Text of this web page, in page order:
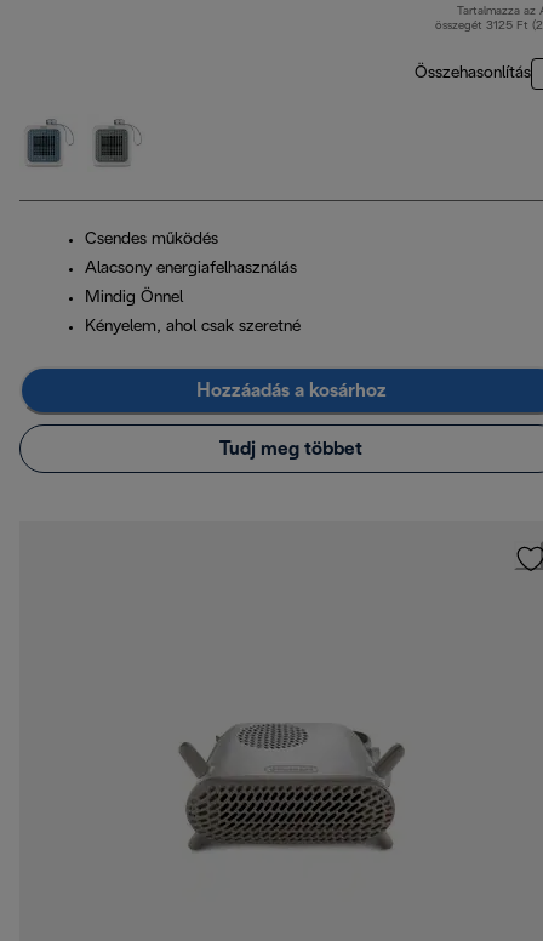
Tartalmazza az
összegét 3125 Ft
Összehasonlítás
Csendes működés
Alacsony energiafelhasználás
Mindig Önnel
Kényelem, ahol csak szeretné
Hozzáadás a kosárhoz
Tudj meg többet